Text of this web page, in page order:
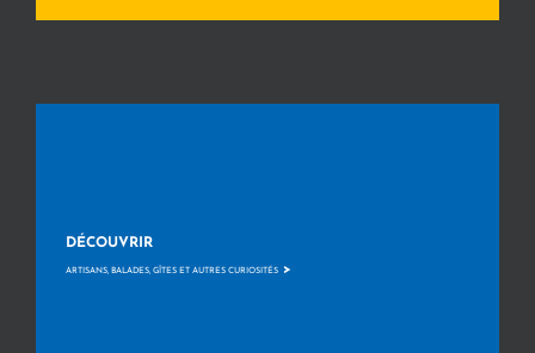
DÉCOUVRIR
ARTISANS, BALADES, GÎTES ET AUTRES CURIOSITÉS >